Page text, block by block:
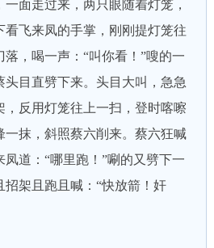
面走过来，两只眼随着灯笼，
看飞来凤的手掌，刚刚提灯笼往
落，喝一声：“叫你看！”嗖的一
目直劈下来。头目大叫，急急
，反用灯笼往上一扫，登时喀嚓
一抹，斜照蔡六削来。蔡六狂喊
道：“哪里跑！”唰的又劈下一
招架且跑且喊：“快放箭！奸